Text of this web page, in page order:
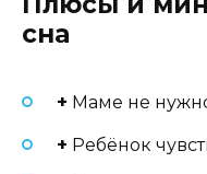
сна
+ Маме не
+ Ребёнок